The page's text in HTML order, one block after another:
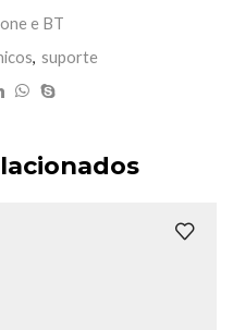
e BT
, suporte